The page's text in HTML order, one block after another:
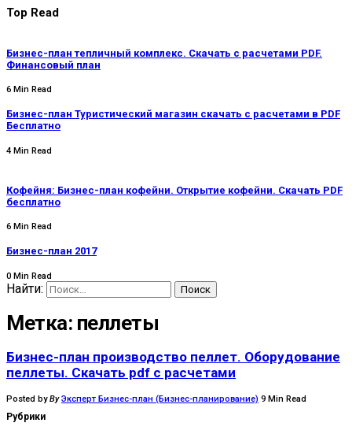
Top Read
Бизнес-план тепличный комплекс. Скачать с расчетами PDF.
Финансовый план
6 Min Read
Бизнес-план Туристический магазин скачать с расчетами в PDF
Бесплатно
4 Min Read
Кофейня: Бизнес-план кофейни. Открытие кофейни. Скачать PDF
бесплатно
6 Min Read
Бизнес-план 2017
0 Min Read
Найти:
Метка: пеллеты
Бизнес-план производство пеллет. Оборудование
пеллеты. Скачать pdf с расчетами
Posted by ByЭксперт Бизнес-план (Бизнес-планирование) 9 Min Read
Рубрики